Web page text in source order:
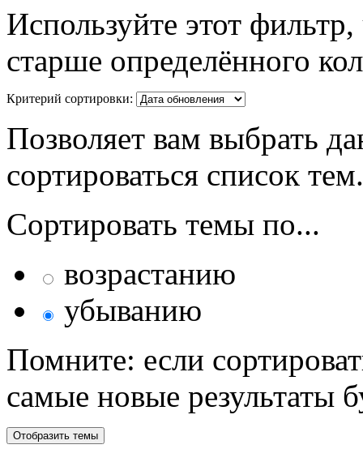
Используйте этот
старше определённого
Критерий сортировки:
Позволяет вам выбрать
сортироваться список тем.
Сортировать темы по...
возрастанию
убыванию
Помните: если
самые новые результаты